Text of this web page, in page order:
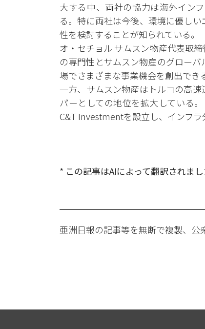
大する中、両社の協力は海外イン
る。特に両社は今後、環境に優し
性を検討することが知られている。
オ・セチョル サムスン物産代表取
の専門性とサムスン物産のグロー
場でさまざまな事業機会を創出でき
一方、サムスン物産はトルコの高
パーとしての地位を拡大している
C&T Investmentを設立し、インフ
* この記事はAIによって翻訳されまし
亜洲日報の記事等を無断で複製、公